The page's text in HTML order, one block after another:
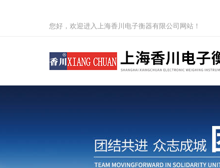
您好，欢迎进入上海香川电子衡器有限公司网站！